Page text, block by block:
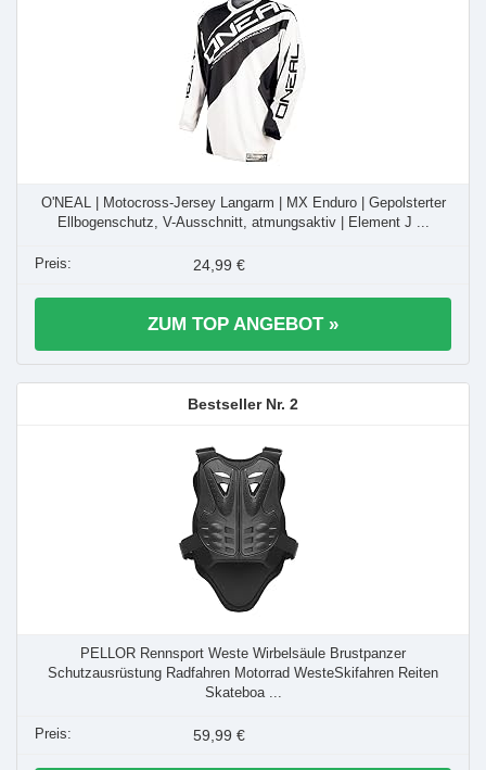
O'NEAL | Motocross-Jersey Langarm | MX Enduro | Gepolsterter
Ellbogenschutz, V-Ausschnitt, atmungsaktiv | Element J ...
24,99 €
ZUM TOP ANGEBOT »
2
PELLOR Rennsport Weste Wirbelsäule Brustpanzer
Schutzausrüstung Radfahren Motorrad WesteSkifahren Reiten
Skateboa ...
59,99 €